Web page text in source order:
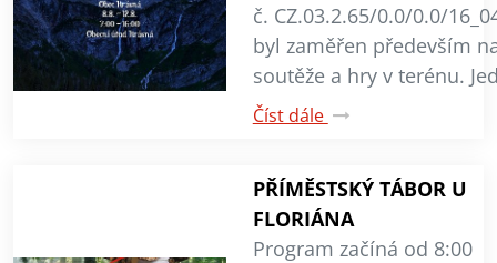
č. CZ.03.2.65/0.0/0.0/
byl zaměřen především
soutěže a hry v terénu.
Číst dále
PŘÍMĚSTSKÝ TÁBOR U
FLORIÁNA
Program začíná od 8:00